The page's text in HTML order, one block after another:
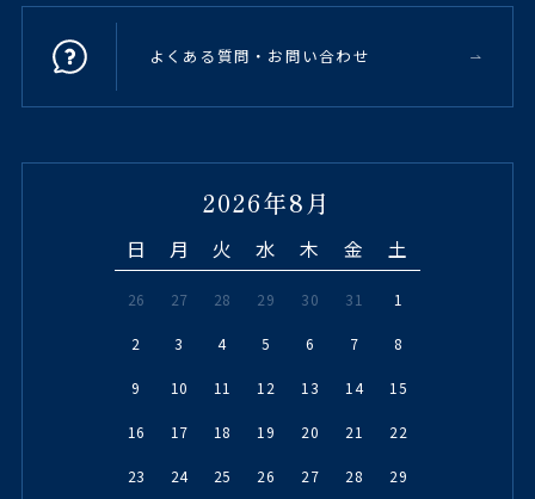
よくある質問・お問い合わせ
2026年8月
日 月 火 水 木 金 土
26 27 28 29 30 31 1
2 3 4 5 6 7 8
9 10 11 12 13 14 15
16 17 18 19 20 21 22
23 24 25 26 27 28 29